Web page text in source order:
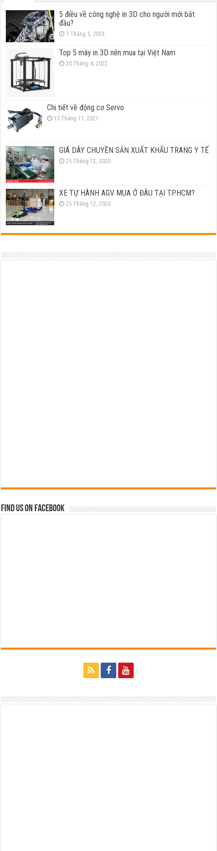
5 điều về công nghệ in 3D cho người mới bắt
đầu?
7 Tháng 5, 2023
Top 5 máy in 3D nên mua tại Việt Nam
20 Tháng 4, 2022
Chi tiết về động cơ Servo
15 Tháng 11, 2021
GIÁ DÂY CHUYỀN SẢN XUẤT KHẨU TRANG Y TẾ
25 Tháng 12, 2020
XE TỰ HÀNH AGV MUA Ở ĐÂU TẠI TP.HCM?
25 Tháng 12, 2020
Find us on Facebook